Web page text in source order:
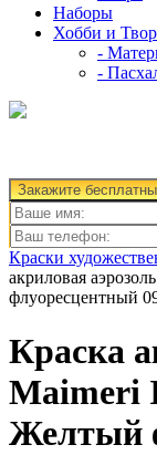
Наборы
Хобби и
-
-
Закажите
Краски
акриловая
флуоресцентный
Краска
Maimeri
Желтый